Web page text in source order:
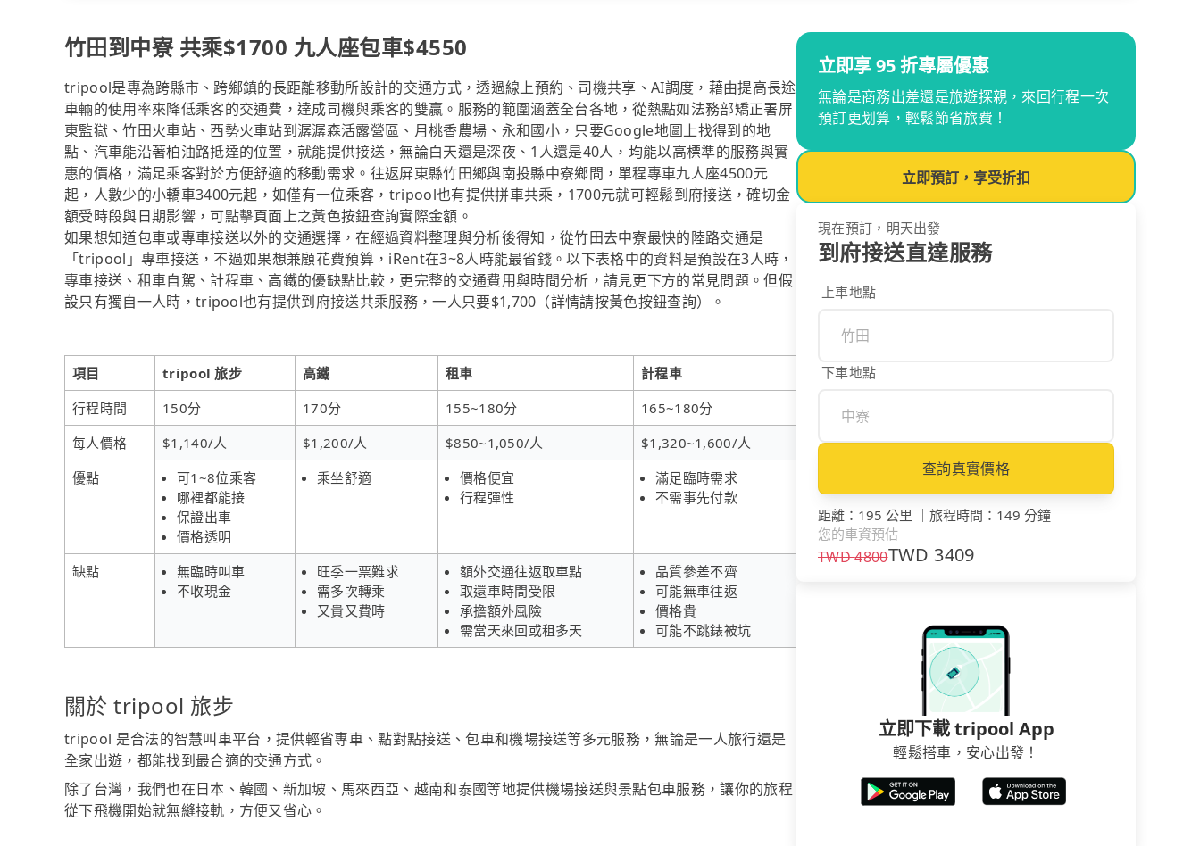
竹田到中寮 共乘$1700 九人座包車$4550
tripool是專為跨縣市、跨鄉鎮的長距離移動所設計的交通方式，透過線上預約、司機共享、AI調度，藉由提高長途
車輛的使用率來降低乘客的交通費，達成司機與乘客的雙贏。服務的範圍涵蓋全台各地，從熱點如法務部矯正署屏
東監獄、竹田火車站、西勢火車站到潺潺森活露營區、月桃香農場、永和國小，只要Google地圖上找得到的地
點、汽車能沿著柏油路抵達的位置，就能提供接送，無論白天還是深夜、1人還是40人，均能以高標準的服務與實
惠的價格，滿足乘客對於方便舒適的移動需求。往返屏東縣竹田鄉與南投縣中寮鄉間，單程專車九人座4500元
起，人數少的小轎車3400元起，如僅有一位乘客，tripool也有提供拼車共乘，1700元就可輕鬆到府接送，確切金
額受時段與日期影響，可點擊頁面上之黃色按鈕查詢實際金額。
如果想知道包車或專車接送以外的交通選擇，在經過資料整理與分析後得知，從竹田去中寮最快的陸路交通是
「tripool」專車接送，不過如果想兼顧花費預算，iRent在3~8人時能最省錢。以下表格中的資料是預設在3人時，
專車接送、租車自駕、計程車、高鐵的優缺點比較，更完整的交通費用與時間分析，請見更下方的常見問題。但假
設只有獨自一人時，tripool也有提供到府接送共乘服務，一人只要$1,700（詳情請按黃色按鈕查詢）。
項目 tripool 旅步 高鐵 租車
計程車
行程時間
150分 170分 155~180分
165~180分
每人價格
$1,140/人 $1,200/人 $850~1,050/人
$1,320~1,600/人
優點
可1~8位乘客
哪裡都能接
保證出車
價格透明
乘坐舒適
價格便宜
行程彈性
滿足臨時需求
不需事先付款
缺點
無臨時叫車
不收現金
旺季一票難求
需多次轉乘
又貴又費時
額外交通往返取車點
取還車時間受限
承擔額外風險
需當天來回或租多天
品質參差不齊
可能無車往返
價格貴
可能不跳錶被坑
關於 tripool 旅步
tripool 是合法的智慧叫車平台，提供輕省專車、點對點接送、包車和機場接送等多元服務，無論是一人旅行還是
全家出遊，都能找到最合適的交通方式。
除了台灣，我們也在日本、韓國、新加坡、馬來西亞、越南和泰國等地提供機場接送與景點包車服務，讓你的旅程
從下飛機開始就無縫接軌，方便又省心。
立即享 95 折專屬優惠
無論是商務出差還是旅遊探親，來回行程一次
預訂更划算，輕鬆節省旅費！
立即預訂，享受折扣
現在預訂，明天出發
到府接送直達服務
上車地點
下車地點
查詢真實價格
距離 ： 195 公里 ｜ 旅程時間 ： 149 分鐘
您的車資預估
TWD4800TWD 3409
立即下載 tripool App
輕鬆搭車，安心出發！